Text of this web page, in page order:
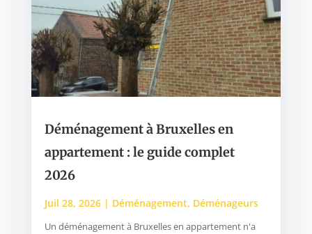
Déménagement à Bruxelles en
appartement : le guide complet
2026
Juil 28, 2026| Déménagement, Déménageurs
Un déménagement à Bruxelles en appartement n'a